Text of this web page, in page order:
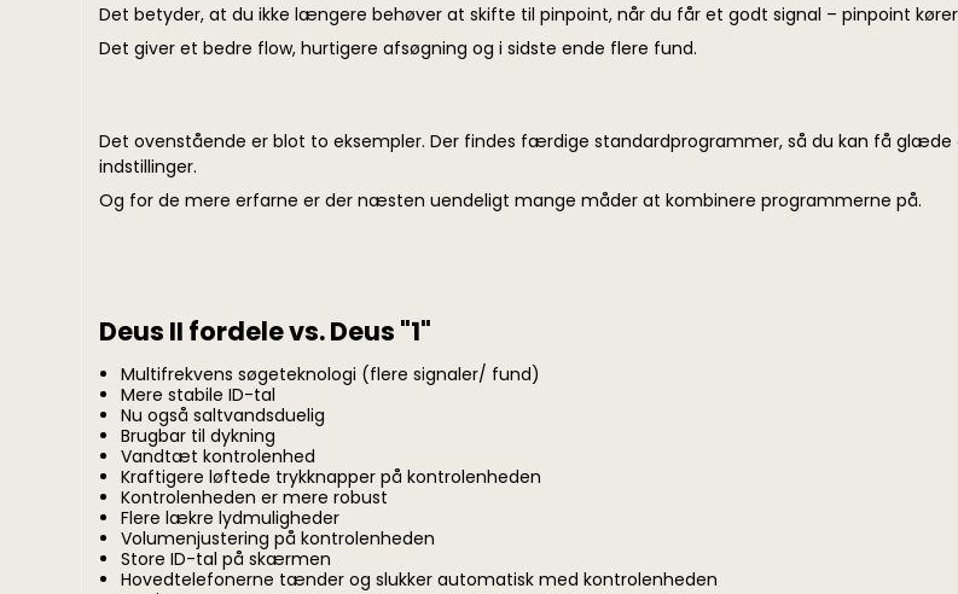
Det betyder, at du ikke længere behøver at skifte til pinpoint, når du får et godt signal – pinpoint
Det giver et bedre flow, hurtigere afsøgning og i sidste ende flere fund.
Det ovenstående er blot to eksempler. Der findes færdige standardprogrammer, så du kan få
indstillinger.
Og for de mere erfarne er der næsten uendeligt mange måder at kombinere programmerne på.
Deus II fordelevs. Deus "1"
Multifrekvens søgeteknologi (flere signaler/ fund)
Mere stabile ID-tal
Nu også saltvandsduelig
Brugbar til dykning
Vandtæt kontrolenhed
Kraftigere løftede trykknapper på kontrolenheden
Kontrolenheden er mere robust
Flere lækre lydmuligheder
Volumenjustering på kontrolenheden
Store ID-tal på skærmen
Hovedtelefonerne tænder og slukker automatisk med kontrolenheden